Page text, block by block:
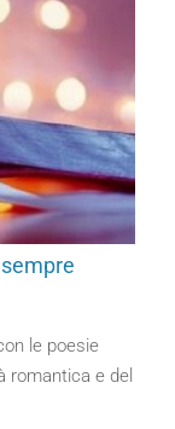
le poesie
romantica e del